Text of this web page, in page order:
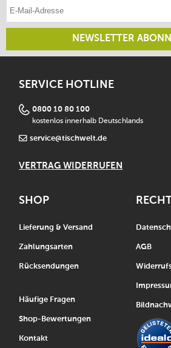
NEWSLETTER
SERVICE HOTLINE
0800 10 80 100
kostenlos innerhalb Deutschlands
service@tischwelt.de
VERTRAG WIDERRUFEN
SHOP
Lieferung & Versand
Zahlungsarten
Rücksendungen
Häufige Fragen
Shop-Bewertungen
Kontakt
AGB